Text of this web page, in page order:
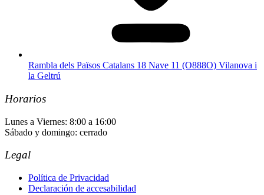
Rambla dels Països Catalans 18 Nave 11 (O888O) Vilanova i
la Geltrú
Horarios
Lunes a Viernes: 8:00 a 16:00
Sábado y domingo: cerrado
Legal
Política de Privacidad
Declaración de accesabilidad